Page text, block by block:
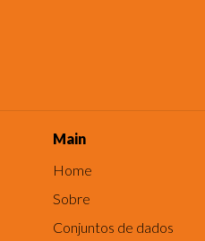
Main
Home
Sobre
Conjuntos de dados